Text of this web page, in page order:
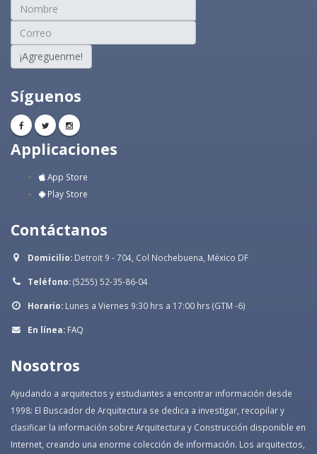
¡Agreguenme!
Síguenos
Applicaciones
App Store
Play Store
Contáctanos
Domicilio: Detroit 9 - 704, Col Nochebuena, México DF
Teléfono:(5255) 52-35-86-04
Horario: Lunes a Viernes 9:30 hrs a 17:00 hrs (GTM -6)
En línea: FAQ
Nosotros
Ayudando a arquitectos y estudiantes a encontrar información desde
1998: El Buscador de Arquitectura se dedica a investigar, recopilar y
clasificar la información sobre Arquitectura y Construcción disponible en
Internet, creando una enorme colección de información. Los arquitectos,